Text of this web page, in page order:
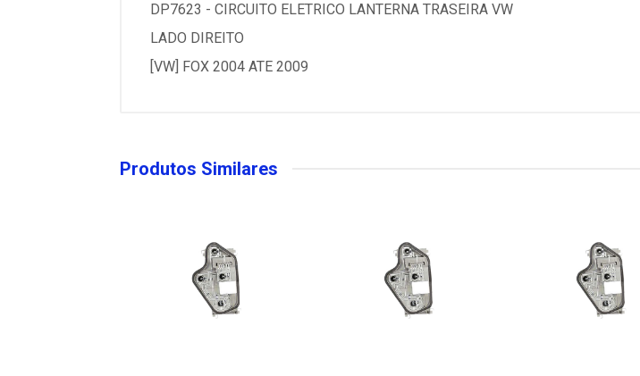
DP7623 - CIRCUITO ELETRICO LANTERNA TRASEIRA VW
LADO DIREITO
[VW] FOX 2004 ATE 2009
Produtos Similares